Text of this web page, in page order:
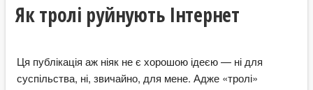
Як тролі руйнують Інтернет
Ця публікація аж ніяк не є хорошою ідеєю — ні для
суспільства, ні, звичайно, для мене. Адже «тролі»